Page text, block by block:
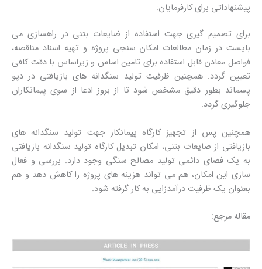
پیشنهاداتی برای کارفرمایان:
برای تصمیم گیری جهت استفاده از ضایعات بتنی در راهسازی می
بایست در زمان مطالعات امکان سنجی پروژه و تهیه اسناد مناقصه،
فواصل معادن قابل استفاده برای تامین اساس و زیراساس با دقت کافی
تعیین گردد. همچنین ظرفیت تولید سنگدانه های بازیافتی در دپو
پسماند بطور دقیق مشخص شود تا از بروز ادعا از سوی پیمانکاران
جلوگیری گردد.
همچنین پس از تجهیز کارگاه پیمانکار جهت تولید سنگدانه های
بازیافتی از ضایعات بتنی، امکان تبدیل کارگاه تولید سنگدانه بازیافتی
به یک فضای دائمی تولید مصالح سنگی وجود دارد. بررسی و فعال
سازی این امکان، هم می تواند هزینه های پروژه را کاهش دهد و هم
بعنوان یک ظرفیت درآمدزایی به کار گرفته شود.
مقاله مرجع: